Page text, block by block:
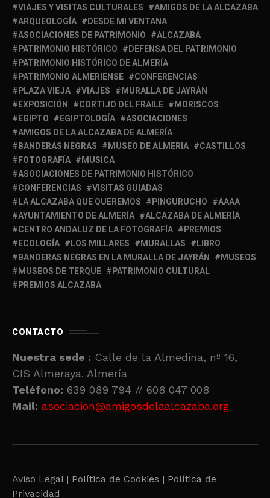
VIAJES Y VISITAS CULTURALES
AMIGOS DE LA ALCAZABA
ARQUEOLOGÍA
DESDE MI VENTANA
ASOCIACIONES DE PATRIMONIO
ALCAZABA
PATRIMONIO HISTÓRICO
DEFENSA DEL PATRIMONIO
PATRIMONIO HISTÓRICO DE ALMERÍA
PATRIMONIO ALMERIENSE
CONFERENCIAS
PLAZA VIEJA
VIAJES
MURALLA DE JAYRÁN
EXPOSICIÓN
CORTIJO DEL FRAILE
MORISCOS
EGIPTO
EGIPTOLOGÍA
ASOCIACIONES
AMIGOS DE LA ALCAZABA DE ALMERÍA
BANDERAS NEGRAS
MUSEO DE ALMERIA
CASTILLOS
FOTOGRAFÍA
MUSICA
ASOCIACIONES DE PATRIMONIO HISTÓRICO
CONFERENCIAS
VISITAS GUIADAS
LA ALCAZABA QUE QUEREMOS
PINGURUCHO
AAAA
AYUNTAMIENTO DE ALMERÍA
ALCAZABA DE ALMERÍA
CENTRO ANDALUZ DE LA FOTOGRAFÍA
PREMIOS
ECOLOGÍA
LOS MILLARES MURALLAS
LIBRO
BANDERAS NEGRAS EN LA MURALLA DE JAYRÁN
MUSEOS
MUSEOS DE TERQUE
PATRIMONIO CULTURAL
PREMIOS ALCAZABA
CONTACTO
Nuestra sede : Calle de la Almedina, nº 16,
CIS Almeraya. Almería
Teléfono: 639 089 794 // 608 047 008
Mail: asociacion@amigosdelaalcazaba.org
Aviso Legal | Política de Cookies | Política de
Privacidad